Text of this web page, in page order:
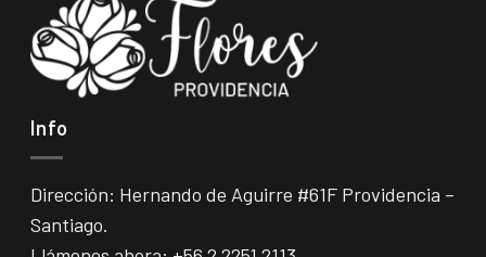
Info
Dirección: Hernando de Aguirre #61F Providencia –
Santiago.